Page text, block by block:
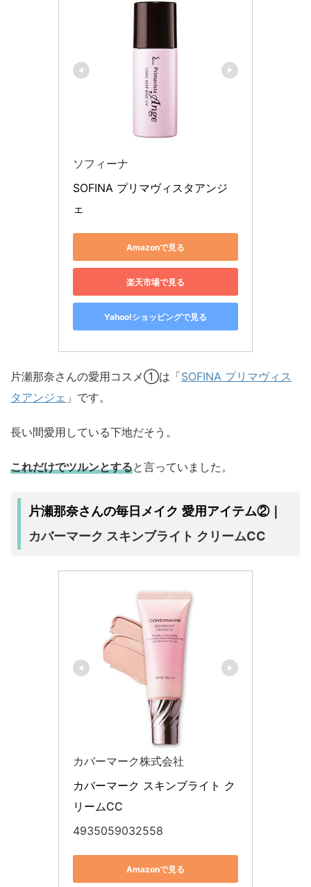
ソフィーナ
SOFINA プリマヴィスタアンジ
ェ
Amazonで見る
楽天市場で見る
Yahoo!ショッピングで見る
片瀬那奈さんの愛用コスメ①は「SOFINA プリマヴィス
タアンジェ 」です。
長い間愛用している下地だそう。
これだけでツルンとすると言っていました。
片瀬那奈さんの毎日メイク 愛用アイテム②｜
カバーマーク スキンブライト クリームCC
カバーマーク株式会社
カバーマーク スキンブライト ク
リームCC
4935059032558
Amazonで見る